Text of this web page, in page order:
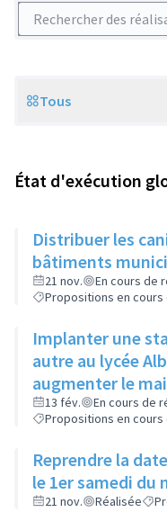
Rechercher des
Scope
Tous
État d'exécution
Distribuer les
bâtiments
21 nov.
En cours de
Propositions en cours
Implanter une
autre au lycée
augmenter le
compenser le
notamment
13 fév.
En cours de
Propositions en cours
Reprendre la
le 1er samedi du
21 nov. Réalisée